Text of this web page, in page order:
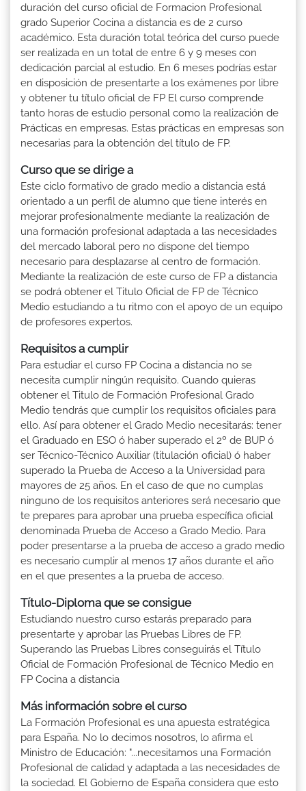
duración del curso oficial de Formacion Profesional
grado Superior Cocina a distancia es de 2 curso
académico. Esta duración total teórica del curso puede
ser realizada en un total de entre 6 y 9 meses con
dedicación parcial al estudio. En 6 meses podrías estar
en disposición de presentarte a los exámenes por libre
y obtener tu título oficial de FP El curso comprende
tanto horas de estudio personal como la realización de
Prácticas en empresas. Estas prácticas en empresas son
necesarias para la obtención del título de FP.
Curso que se dirige a
Este ciclo formativo de grado medio a distancia está
orientado a un perfil de alumno que tiene interés en
mejorar profesionalmente mediante la realización de
una formación profesional adaptada a las necesidades
del mercado laboral pero no dispone del tiempo
necesario para desplazarse al centro de formación.
Mediante la realización de este curso de FP a distancia
se podrá obtener el Titulo Oficial de FP de Técnico
Medio estudiando a tu ritmo con el apoyo de un equipo
de profesores expertos.
Requisitos a cumplir
Para estudiar el curso FP Cocina a distancia no se
necesita cumplir ningún requisito. Cuando quieras
obtener el Titulo de Formación Profesional Grado
Medio tendrás que cumplir los requisitos oficiales para
ello. Así para obtener el Grado Medio necesitarás: tener
el Graduado en ESO ó haber superado el 2º de BUP ó
ser Técnico-Técnico Auxiliar (titulación oficial) ó haber
superado la Prueba de Acceso a la Universidad para
mayores de 25 años. En el caso de que no cumplas
ninguno de los requisitos anteriores será necesario que
te prepares para aprobar una prueba específica oficial
denominada Prueba de Acceso a Grado Medio. Para
poder presentarse a la prueba de acceso a grado medio
es necesario cumplir al menos 17 años durante el año
en el que presentes a la prueba de acceso.
Título-Diploma que se consigue
Estudiando nuestro curso estarás preparado para
presentarte y aprobar las Pruebas Libres de FP.
Superando las Pruebas Libres conseguirás el Título
Oficial de Formación Profesional de Técnico Medio en
FP Cocina a distancia
Más información sobre el curso
La Formación Profesional es una apuesta estratégica
para España. No lo decimos nosotros, lo afirma el
Ministro de Educación: "...necesitamos una Formación
Profesional de calidad y adaptada a las necesidades de
la sociedad. El Gobierno de España considera que esto